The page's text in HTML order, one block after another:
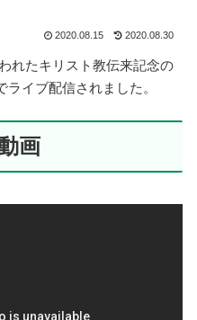
2020.08.15 2020.08.30
れたキリスト教伝来記念の
イブ配信されました。
画